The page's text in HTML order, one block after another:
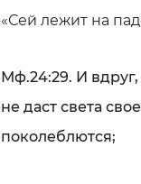
«Сей лежит на
Мф.24:29. И
не даст света
поколеблются;